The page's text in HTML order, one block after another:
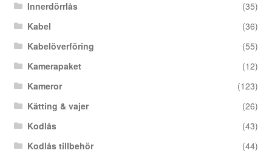
Innerdörrlås
(35)
Kabel
(36)
Kabelöverföring
(55)
Kamerapaket
(12)
Kameror
(123)
Kätting & vajer
(26)
Kodlås
(43)
Kodlås tillbehör
(44)